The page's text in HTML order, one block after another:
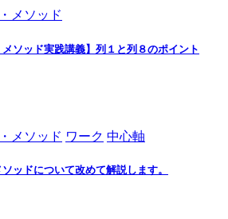
メソッド
メソッド実践講義】列１と列８のポイント
メソッド ワーク 中心軸
ッドについて改めて解説します。